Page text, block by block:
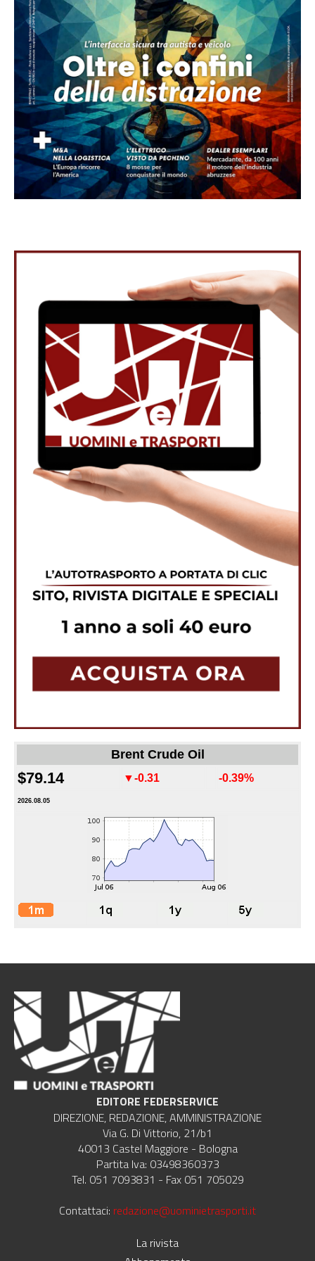
Brent Crude Oil
$79.14 ▼-0.31 -0.39%
2026.08.05
EDITORE FEDERSERVICE
DIREZIONE, REDAZIONE, AMMINISTRAZIONE
Via G. Di Vittorio, 21/b1
40013 Castel Maggiore - Bologna
Partita Iva: 03498360373
Tel. 051 7093831 - Fax 051 705029
Contattaci: redazione@uominietrasporti.it
La rivista